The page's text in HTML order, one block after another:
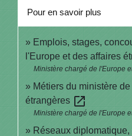
Pour en savoir plus
Emplois, stages,
l'Europe et des affaires
Ministère chargé de l'Europe
Métiers du ministère
étrangères open_in_new
Ministère chargé de l'Europe
Réseaux